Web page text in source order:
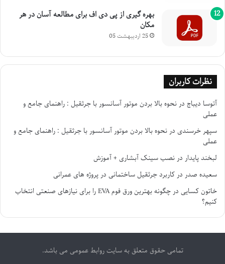
بهره گیری از پی دی اف برای مطالعه آسان در هر
مکان
25 اردیبهشت 05
نظرات کاربران
آتوسا دیباج درنحوه بالا بردن موتور آسانسور با جرثقیل : راهنمای جامع و
عملی
سپهر خرسندی درنحوه بالا بردن موتور آسانسور با جرثقیل : راهنمای جامع و
عملی
لبخند پایدار درنصب سینک آبشاری + آموزش
سعیده صدر درکاربرد جرثقیل ساختمانی در پروژه های عمرانی
خاتون کسایی در
چگونه بهترین ورق فوم EVA را برای نیازهای صنعتی انتخاب
کنیم؟
تمامی حقوق متعلق به سایت روابط عمومی می باشد.